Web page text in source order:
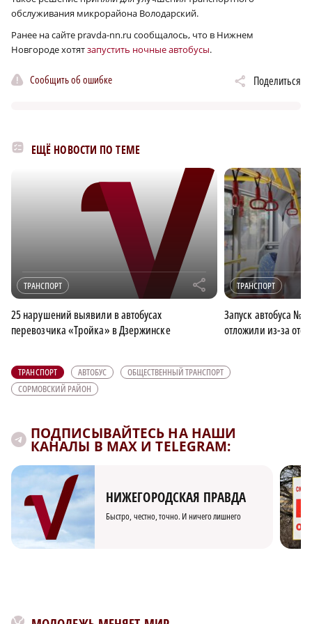
обслуживания микрорайона Володарский.
Ранее на сайте pravda-nn.ru сообщалось, что в Нижнем
Новгороде хотятзапустить ночные автобусы.
Сообщить об ошибке Поделиться
ЕЩЁ НОВОСТИ ПО ТЕМЕ
ТРАНСПОРТ r
25 нарушений выявили в автобусах
перевозчика «Тройка» в Дзержинске
ТРАНСПОРТ
Запуск автобуса
отложили из-за
ТРАНСПОРТ АВТОБУС
ОБЩЕСТВЕННЫЙ ТРАНСПОРТ
СОРМОВСКИЙ РАЙОН
ПОДПИСЫВАЙТЕСЬ НА НАШИ
КАНАЛЫ В MAX И TELEGRAM:
НИЖЕГОРОДСКАЯ ПРАВДА
Быстро, честно, точно. И ничего лишнего